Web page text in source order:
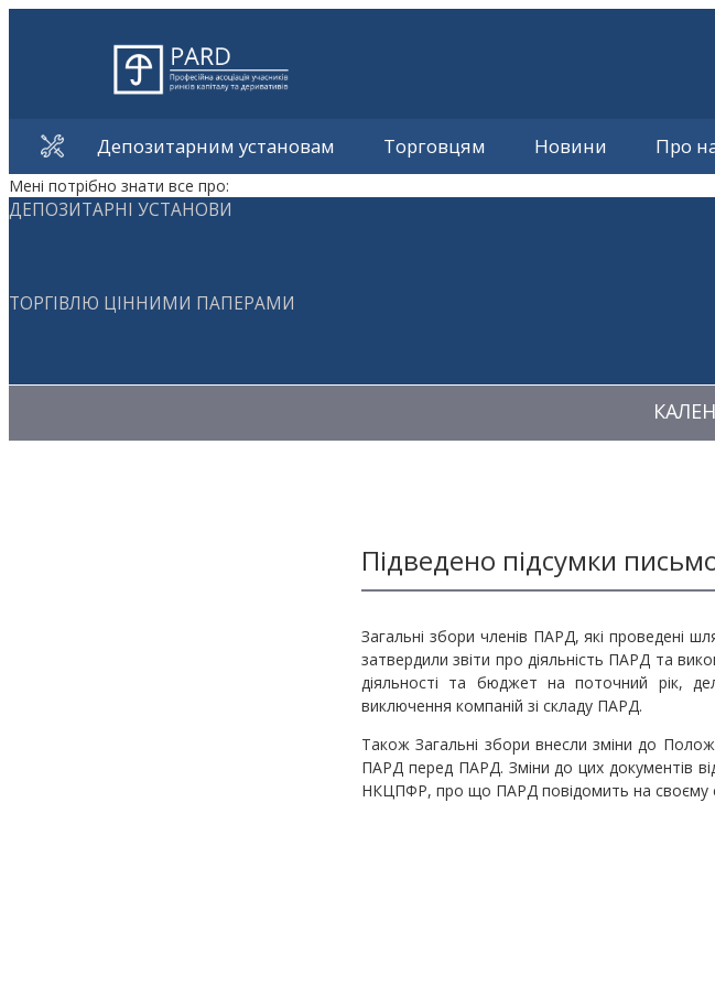
Депозитарним установам Торговцям Новини Про
Мені потрібно знати все про:
ДЕПОЗИТАРНІ УСТАНОВИ
ТОРГІВЛЮ ЦІННИМИ ПАПЕРАМИ
Підведено підсумки
Загальні збори членів ПАРД, які проведені
затвердили звіти про діяльність ПАРД та
діяльності та бюджет на поточний рік,
виключення компаній зі складу ПАРД.
Також Загальні збори внесли зміни до
ПАРД перед ПАРД. Зміни до цих документів
НКЦПФР, про що ПАРД повідомить на своєму